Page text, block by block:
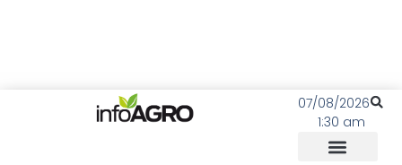
07/08/2026
1:30 am